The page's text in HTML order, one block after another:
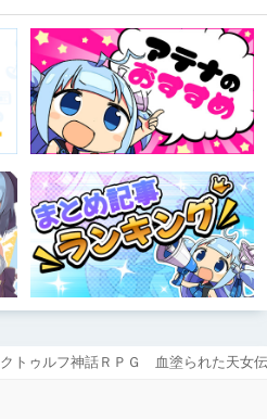
クトゥルフ神話ＲＰＧ 血塗られた天女